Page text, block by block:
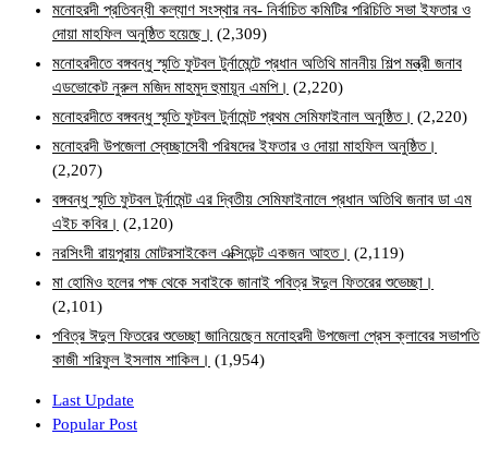
মনোহরদী প্রতিবন্ধী কল্যাণ সংস্থার নব- নির্বাচিত কমিটির পরিচিতি সভা ইফতার ও
দোয়া মাহফিল অনুষ্ঠিত হয়েছে। (2,309)
মনোহরদীতে বঙ্গবন্ধু স্মৃতি ফুটবল টুর্নামেন্টে প্রধান অতিথি মাননীয় শিল্প মন্ত্রী জনাব
এডভোকেট নুরুল মজিদ মাহমুদ হুমায়ূন এমপি। (2,220)
মনোহরদীতে বঙ্গবন্ধু স্মৃতি ফুটবল টুর্নামেন্ট প্রথম সেমিফাইনাল অনুষ্ঠিত। (2,220)
মনোহরদী উপজেলা স্বেচ্ছাসেবী পরিষদের ইফতার ও দোয়া মাহফিল অনুষ্ঠিত।
(2,207)
বঙ্গবন্ধু স্মৃতি ফুটবল টুর্নামেন্ট এর দ্বিতীয় সেমিফাইনালে প্রধান অতিথি জনাব ডা এম
এইচ কবির। (2,120)
নরসিংদী রায়পুরায় মোটরসাইকেল এক্সিডেন্ট একজন আহত। (2,119)
মা হোমিও হলের পক্ষ থেকে সবাইকে জানাই পবিত্র ঈদুল ফিতরের শুভেচ্ছা।
(2,101)
পবিত্র ঈদুল ফিতরের শুভেচ্ছা জানিয়েছেন মনোহরদী উপজেলা প্রেস ক্লাবের সভাপতি
কাজী শরিফুল ইসলাম শাকিল। (1,954)
Last Update
Popular Post